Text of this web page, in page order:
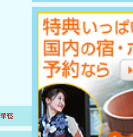
寝台